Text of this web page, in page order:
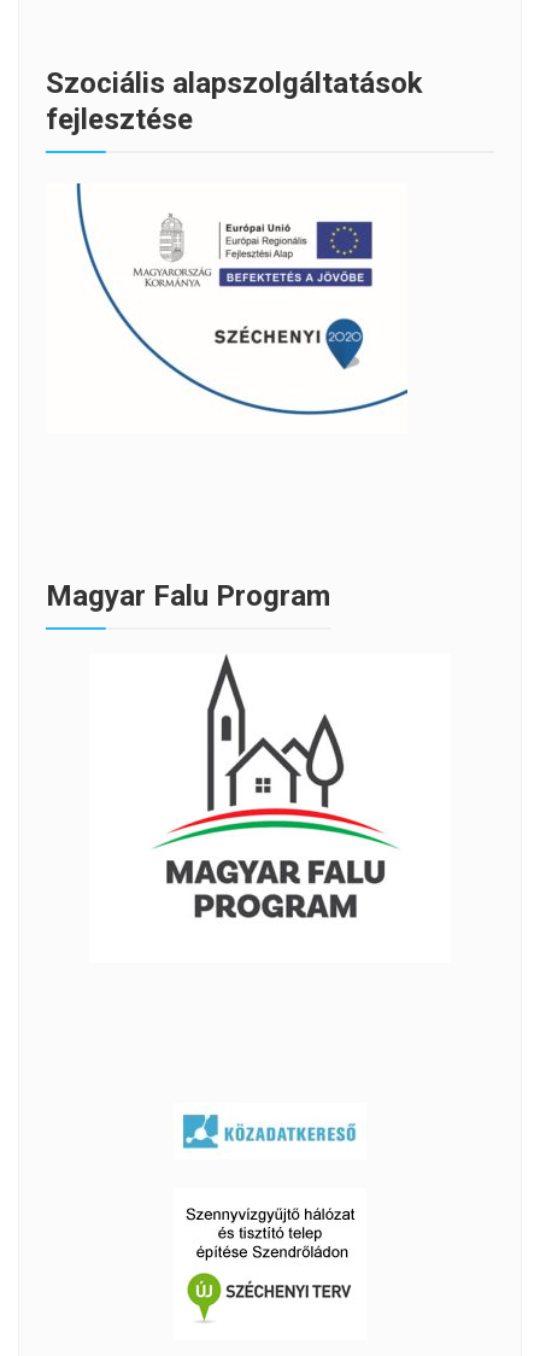
Szociális alapszolgáltatások
fejlesztése
Magyar Falu Program